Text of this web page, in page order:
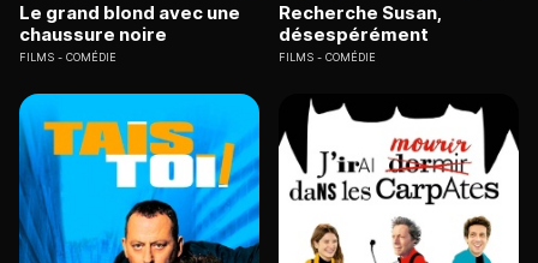
Le grand blond avec une
chaussure noire
FILMS COMÉDIE
Recherche Susan,
désespérément
FILMS COMÉDIE